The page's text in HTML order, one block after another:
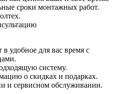
сроки монтажных работ.
удобное для вас время с
систему.
о скидках и подарках.
и сервисном обслуживании.